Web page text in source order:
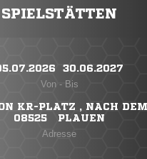
SPIELSTÄTTEN
30.06.2027
Von - Bis
KR-PLATZ , NACH
08525 PLAUEN
Adresse